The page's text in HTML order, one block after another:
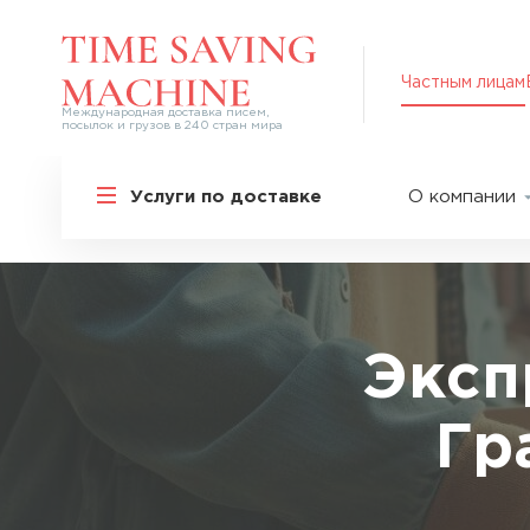
Международная доставка писем,
посылок и грузов в 240 стран мира
Частным лицам
Услуги по доставке
Международная доставка
СНГ
Экспресс-доставка в Россию
Специальные сервисы
Перевозка специальных грузов
О компании
Оплата
Вакансии
Акции
Упаковка